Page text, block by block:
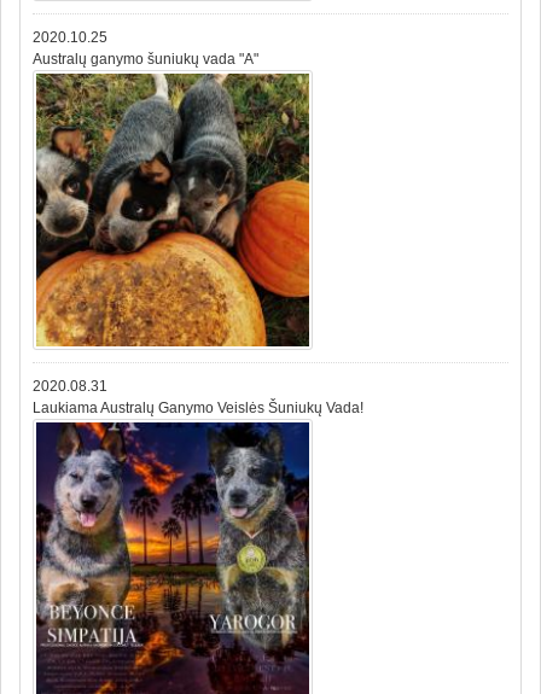
2020.10.25
Australų ganymo šuniukų vada "A"
2020.08.31
Laukiama Australų Ganymo Veislės Šuniukų Vada!